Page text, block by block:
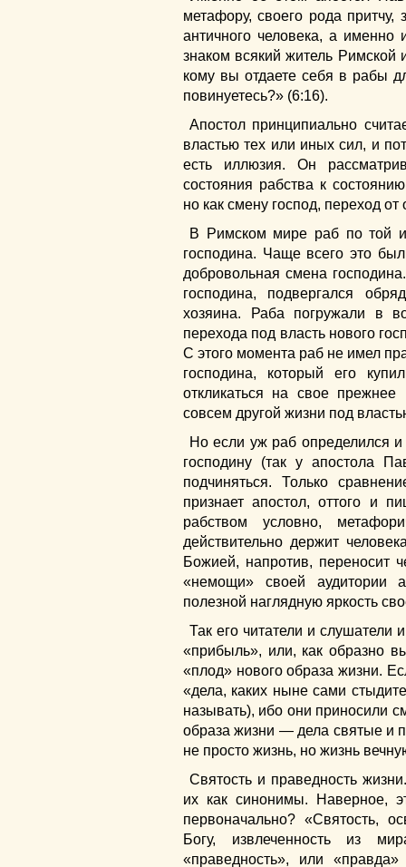
метафору, своего рода притчу,
античного человека, а именно
знаком всякий житель
кому вы отдаете себя в рабы
повинуетесь?» (6:16).
Апостол принципиально
властью тех или иных сил, и
есть иллюзия. Он
состояния рабства к
но как смену господ, переход от
В Римском мире раб по той
господина. Чаще всего это
добровольная смена
господина, подвергался
хозяина. Раба погружали в
перехода под власть нового
С этого момента раб не имел
господина, который его
откликаться на свое
совсем другой жизни под
Но если уж раб определился
господину (так у апостола
подчиняться. Только
признает апостол, оттого и
рабством условно,
действительно держит
Божией, напротив, переносит
«немощи» своей аудитории
полезной наглядную яркость
Так его читатели и слушатели
«прибыль», или, как образно
«плод» нового образа жизни.
«дела, каких ныне сами
называть), ибо они приносили
образа жизни — дела святые и
не просто жизнь, но жизнь
Святость и праведность
их как синонимы. Наверное,
первоначально? «Святость,
Богу, извлеченность из
«праведность», или